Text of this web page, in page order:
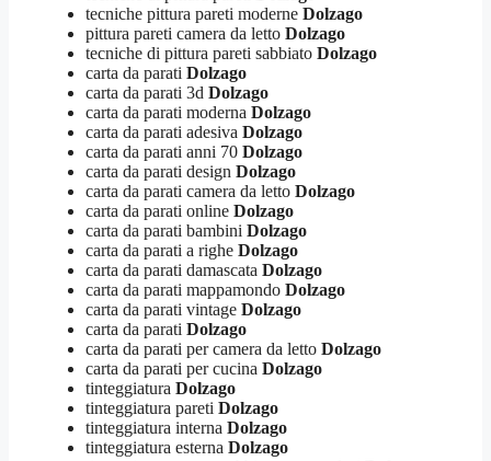
tecniche pittura pareti moderne Dolzago
pittura pareti camera da letto Dolzago
tecniche di pittura pareti sabbiato Dolzago
carta da parati Dolzago
carta da parati 3d Dolzago
carta da parati moderna Dolzago
carta da parati adesiva Dolzago
carta da parati anni 70 Dolzago
carta da parati design Dolzago
carta da parati camera da letto Dolzago
carta da parati online Dolzago
carta da parati bambini Dolzago
carta da parati a righe Dolzago
carta da parati damascata Dolzago
carta da parati mappamondo Dolzago
carta da parati vintage Dolzago
carta da parati Dolzago
carta da parati per camera da letto Dolzago
carta da parati per cucina Dolzago
tinteggiatura Dolzago
tinteggiatura pareti Dolzago
tinteggiatura interna Dolzago
tinteggiatura esterna Dolzago